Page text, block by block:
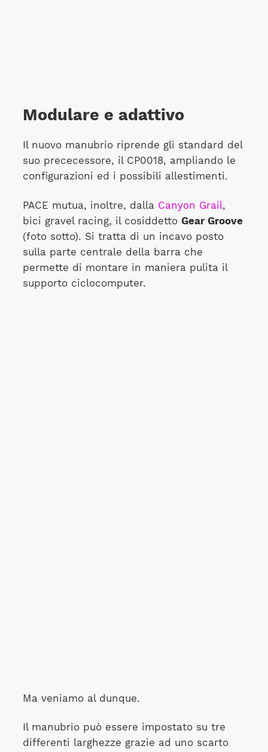
Modulare e adattivo
Il nuovo manubrio riprende gli standard del
suo prececessore, il CP0018, ampliando le
configurazioni ed i possibili allestimenti.
PACE mutua, inoltre, dalla Canyon Grail,
bici gravel racing, il cosiddetto Gear Groove
(foto sotto). Si tratta di un incavo posto
sulla parte centrale della barra che
permette di montare in maniera pulita il
supporto ciclocomputer.
Ma veniamo al dunque.
Il manubrio può essere impostato su tre
differenti larghezze grazie ad uno scarto